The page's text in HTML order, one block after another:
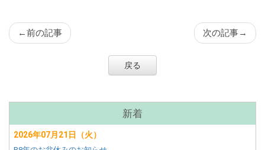
←前の記事 次の記事→
戻る
ブ
メ
新着
2026年07月21日（火）